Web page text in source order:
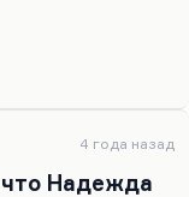
Потому что
на руках,
на него
4 года назад
что Надежда